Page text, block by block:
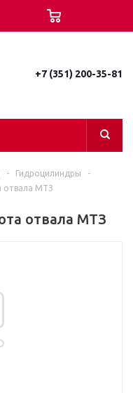
+7 (351) 200-35-81
- Гидроцилиндры
-
отвала МТЗ
отвала МТЗ